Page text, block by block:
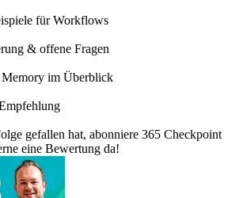
für Workflows
& offene Fragen
im Überblick
gefallen hat, abonniere 365 Checkpoint
eine Bewertung da!